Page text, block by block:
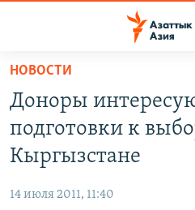
Вернуться
основному
содержанию
Вернутся
главной
КАЗАХСТАН
ТАДЖИКИСТАН
НОВОСТИ
ВОЙНА В УКРАИНЕ
НОВОСТИ
Доноры
подготовки к
Кыргызстане
14 июля 2011, 11:40